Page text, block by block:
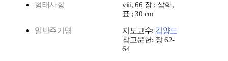
형태사항
viii, 66 장 : 삽화,
표 ; 30 cm
일반주기명 지도교수: 김양도
참고문헌: 장 62-
64